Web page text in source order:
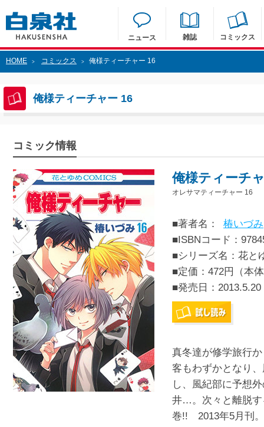
ニュース 雑誌 コミックス
HOME > コミックス > 俺様ティーチャー 16
俺様ティーチャー 16
コミック情報
俺様ティーチ
オレサマティーチャー 16
■著者名：
椿いづみ
■ISBNコード：
■シリーズ名：花と
■定価：472円（本
■発売日： 2013.5.20
真冬達が修学旅行
客もわずかとなり
し、風紀部に予想
井…。次々と離脱
巻!! 2013年5月刊。